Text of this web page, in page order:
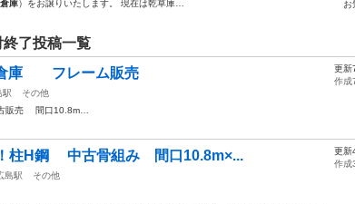
庫）をお譲りいたします。 現在は乾草庫… お
了投稿一覧
倉庫 フレーム販売
駅
その他
販売 間口10.8m…
更新
作成
H鋼 中古骨組み 間口10.8m×...
島駅
その他
更新
作成